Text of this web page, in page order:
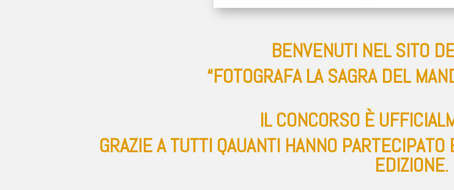
BENVENUTI NEL SITO
“FOTOGRAFA LA SAGRA DEL
IL CONCORSO È
GRAZIE A TUTTI QAUANTI HANNO
EDIZIONE.